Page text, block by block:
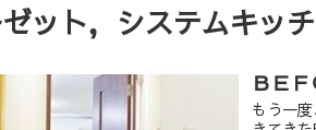
ット，システムキッ
ＢＥ
もう一